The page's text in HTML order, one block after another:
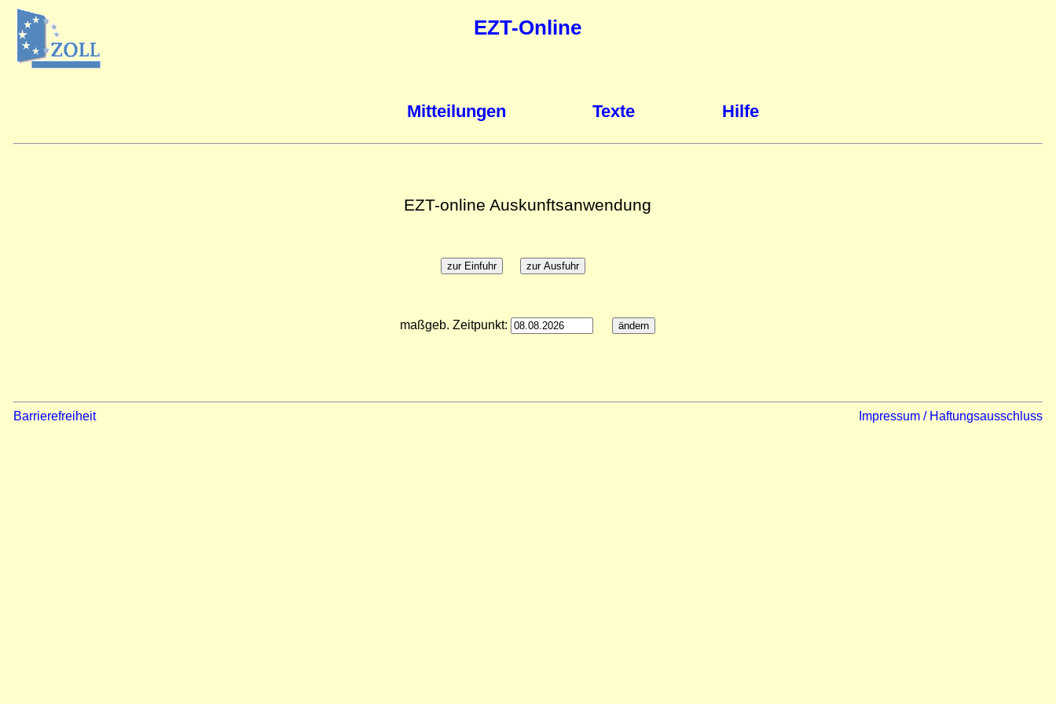
EZT-Online
Mitteilungen Texte Hilfe
EZT-online Auskunftsanwendung
maßgeb. Zeitpunkt:
Barrierefreiheit Impressum / Haftungsausschluss